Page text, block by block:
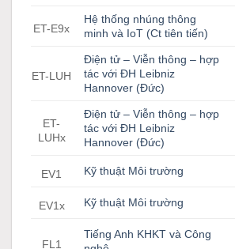
ET-E9x
Hệ thống nhúng thông
minh và IoT (Ct tiên tiến)
ET-LUH
Điện tử – Viễn thông – hợp
tác với ĐH Leibniz
Hannover (Đức)
ET-
LUHx
Điện tử – Viễn thông – hợp
tác với ĐH Leibniz
Hannover (Đức)
EV1 Kỹ thuật Môi trường
EV1x Kỹ thuật Môi trường
FL1
Tiếng Anh KHKT và Công